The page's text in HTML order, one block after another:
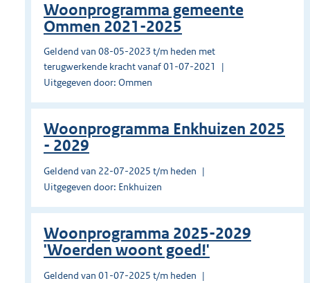
Woonprogramma gemeente
Ommen 2021-2025
Geldend van 08-05-2023 t/m heden met
terugwerkende kracht vanaf 01-07-2021
Uitgegeven door: Ommen
Woonprogramma Enkhuizen 2025
- 2029
Geldend van 22-07-2025 t/m heden
Uitgegeven door: Enkhuizen
Woonprogramma 2025-2029
'Woerden woont goed!'
Geldend van 01-07-2025 t/m heden